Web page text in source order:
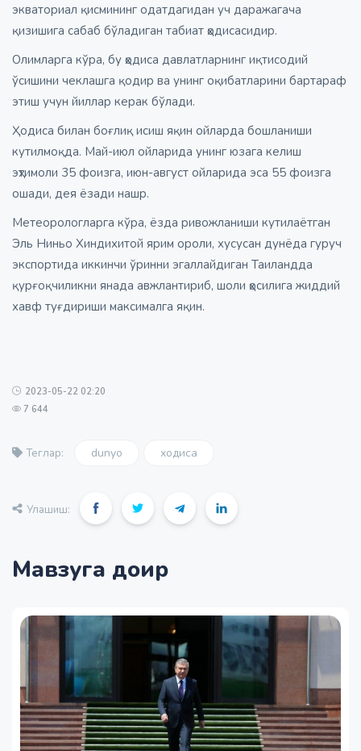
экваториал қисмининг одатдагидан уч даражагача
қизишига сабаб бўладиган табиат ҳодисасидир.
Олимларга кўра, бу ҳодиса давлатларнинг иқтисодий
ўсишини чеклашга қодир ва унинг оқибатларини бартараф
этиш учун йиллар керак бўлади.
Ҳодиса билан боғлиқ исиш яқин ойларда бошланиши
кутилмоқда. Май-июл ойларида унинг юзага келиш
эҳтимоли 35 фоизга, июн-август ойларида эса 55 фоизга
ошади, дея ёзади нашр.
Метеорологларга кўра, ёзда ривожланиши кутилаётган
Эль Ниньо Хиндихитой ярим ороли, хусусан дунёда гуруч
экспортида иккинчи ўринни эгаллайдиган Таиландда
қурғоқчиликни янада авжлантириб, шоли ҳосилига жиддий
хавф туғдириши максималга яқин.
2023-05-22 02:20
7 644
Теглар: dunyo ходиса
Улашиш:
Мавзуга доир